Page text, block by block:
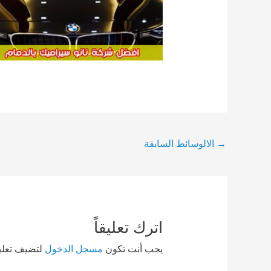
Post→ الالوسائط السابقة
اترك تعليقاً
يجب أنت تكون مسجل الدخول لتضيف